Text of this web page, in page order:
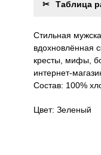
Таблица
Стильная
вдохновлённая
кресты, мифы,
интернет-
Состав: 100%
Цвет: Зеленый